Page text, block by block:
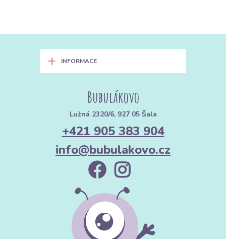
+ INFORMACE
Bubulákovo
Lužná 2320/6, 927 05 Šala
+421 905 383 904
info@bubulakovo.cz